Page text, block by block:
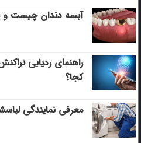
آبسه دندان چیست و
راهنمای ردیابی
کجا؟
معرفی نمایندگی